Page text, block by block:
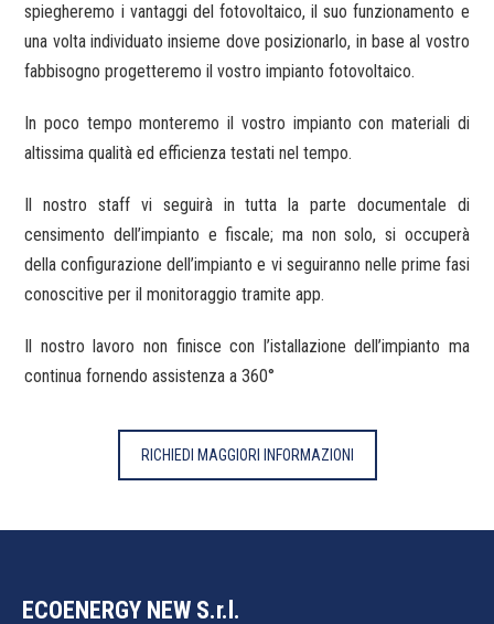
spiegheremo i vantaggi del fotovoltaico, il suo funzionamento e
una volta individuato insieme dove posizionarlo, in base al vostro
fabbisogno progetteremo il vostro impianto fotovoltaico.
In poco tempo monteremo il vostro impianto con materiali di
altissima qualità ed efficienza testati nel tempo.
Il nostro staff vi seguirà in tutta la parte documentale di
censimento dell’impianto e fiscale; ma non solo, si occuperà
della configurazione dell’impianto e vi seguiranno nelle prime fasi
conoscitive per il monitoraggio tramite app.
Il nostro lavoro non finisce con l’istallazione dell’impianto ma
continua fornendo assistenza a 360°
RICHIEDI MAGGIORI INFORMAZIONI
ECOENERGY NEW S.r.l.